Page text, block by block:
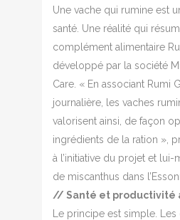
Une vache qui rumine est
santé. Une réalité qui
complément alimentaire
développé par la société
Care. « En associant Rumi
journalière, les vaches
valorisent ainsi, de façon
ingrédients de la ration »,
à l’initiative du projet et
de miscanthus dans
// Santé et productivité
Le principe est simple.